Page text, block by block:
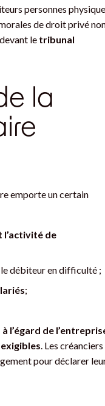
personnes
de droit privé
le tribunal
la
emporte un certain
l’activité de
débiteur en difficulté ;
;
l’égard de
. Les créanciers
pour déclarer